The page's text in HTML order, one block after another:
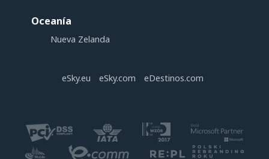
Oceanía
Nueva Zelanda
eSky.eu eSky.com eDestinos.com